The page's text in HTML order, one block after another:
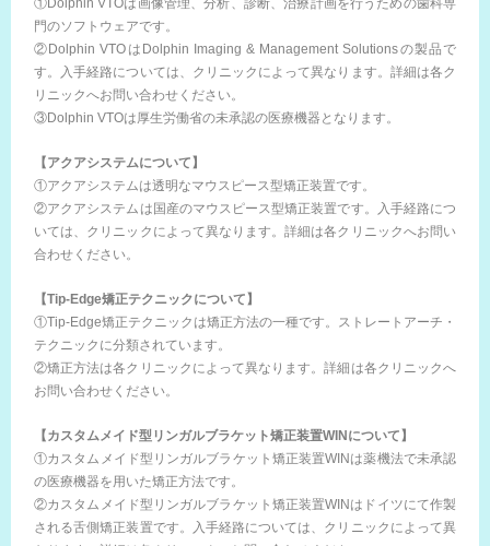
①Dolphin VTOは画像管理、分析、診断、治療計画を行うための歯科専
門のソフトウェアです。
②Dolphin VTOはDolphin Imaging & Management Solutionsの製品で
す。入手経路については、クリニックによって異なります。詳細は各ク
リニックへお問い合わせください。
③Dolphin VTOは厚生労働省の未承認の医療機器となります。
【アクアシステムについて】
①アクアシステムは透明なマウスピース型矯正装置です。
②アクアシステムは国産のマウスピース型矯正装置です。入手経路につ
いては、クリニックによって異なります。詳細は各クリニックへお問い
合わせください。
【Tip-Edge矯正テクニックについて】
①Tip-Edge矯正テクニックは矯正方法の一種です。ストレートアーチ・
テクニックに分類されています。
②矯正方法は各クリニックによって異なります。詳細は各クリニックへ
お問い合わせください。
【カスタムメイド型リンガルブラケット矯正装置WINについて】
①カスタムメイド型リンガルブラケット矯正装置WINは薬機法で未承認
の医療機器を用いた矯正方法です。
②カスタムメイド型リンガルブラケット矯正装置WINはドイツにて作製
される舌側矯正装置です。入手経路については、クリニックによって異